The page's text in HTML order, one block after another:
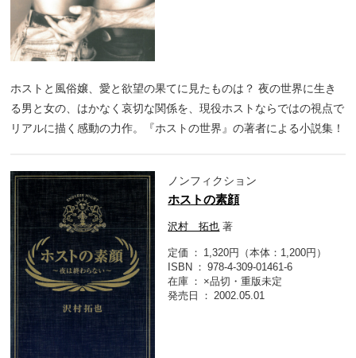
ホストと風俗嬢、愛と欲望の果てに見たものは？ 夜の世界に生き
る男と女の、はかなく哀切な関係を、現役ホストならではの視点で
リアルに描く感動の力作。『ホストの世界』の著者による小説集！
ノンフィクション
ホストの素顔
沢村 拓也 著
定価
1,320円（本体：1,200円）
ISBN
978-4-309-01461-6
在庫
×品切・重版未定
発売日
2002.05.01